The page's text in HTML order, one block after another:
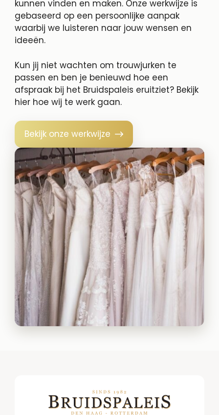
kunnen vinden en maken. Onze werkwijze is
gebaseerd op een persoonlijke aanpak
waarbij we luisteren naar jouw wensen en
ideeën.
Kun jij niet wachten om trouwjurken te
passen en ben je benieuwd hoe een
afspraak bij het Bruidspaleis eruitziet? Bekijk
hier hoe wij te werk gaan.
Bekijk onze werkwijze